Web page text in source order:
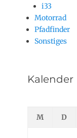
i33
Motorrad
Pfadfinder
Sonstiges
Kalender
M D